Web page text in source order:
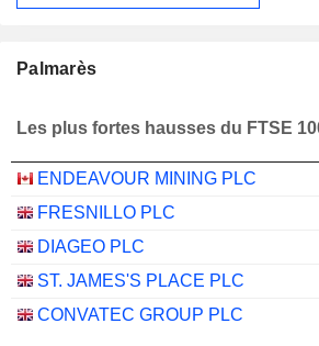
Palmarès
Les plus fortes hausses du FTSE
ENDEAVOUR MINING PLC
FRESNILLO PLC
DIAGEO PLC
ST. JAMES'S PLACE PLC
CONVATEC GROUP PLC